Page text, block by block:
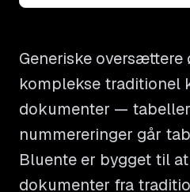
Generiske
komplekse traditionel
dokumenter —
nummereringer går
Bluente er bygget til
dokumenter fra